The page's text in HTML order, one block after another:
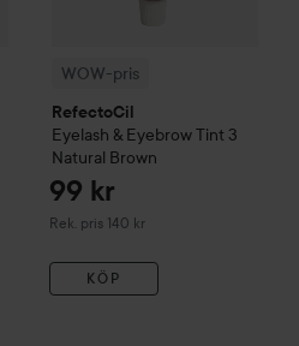
WOW-pris
RefectoCil
Eyelash & Eyebrow Tint 3
Natural Brown
99 kr
Rek. pris 140 kr
Rekommenderat pris 140 kr
KÖP